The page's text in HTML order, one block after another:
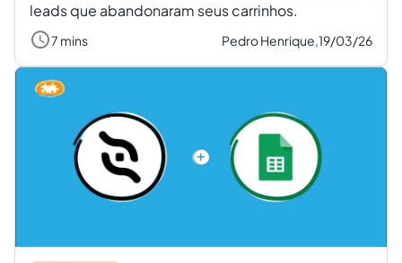
leads que abandonaram seus carrinhos.
7 mins Pedro Henrique,19/03/26